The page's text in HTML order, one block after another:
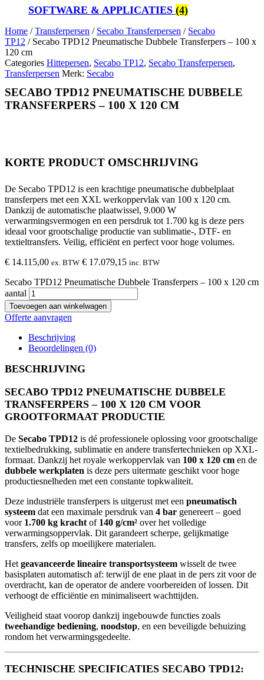
SOFTWARE & APPLICATIES (4)
Home /Transferpersen / Secabo Transferpersen / Secabo
TP12 / Secabo TPD12 Pneumatische Dubbele Transferpers – 100 x
120 cm
Categories Hittepersen, Secabo TP12, Secabo Transferpersen,
Transferpersen Merk: Secabo
SECABO TPD12 PNEUMATISCHE DUBBELE
TRANSFERPERS – 100 X 120 CM
KORTE PRODUCT OMSCHRIJVING
De Secabo TPD12 is een krachtige pneumatische dubbelplaat
transferpers met een XXL werkoppervlak van 100 x 120 cm.
Dankzij de automatische plaatwissel, 9.000 W
verwarmingsvermogen en een persdruk tot 1.700 kg is deze pers
ideaal voor grootschalige productie van sublimatie-, DTF- en
textieltransfers. Veilig, efficiënt en perfect voor hoge volumes.
€ 14.115,00 ex. BTW € 17.079,15 inc. BTW
Secabo TPD12 Pneumatische Dubbele Transferpers – 100 x 120 cm
aantal
Toevoegen aan winkelwagen
Offerte aanvragen
Beschrijving
Beoordelingen (0)
BESCHRIJVING
SECABO TPD12 PNEUMATISCHE DUBBELE
TRANSFERPERS – 100 X 120 CM VOOR
GROOTFORMAAT PRODUCTIE
De Secabo TPD12 is dé professionele oplossing voor grootschalige
textielbedrukking, sublimatie en andere transfertechnieken op XXL-
formaat. Dankzij het royale werkoppervlak van 100 x 120 cm en de
dubbele werkplaten is deze pers uitermate geschikt voor hoge
productiesnelheden met een constante topkwaliteit.
Deze industriële transferpers is uitgerust met een pneumatisch
systeem dat een maximale persdruk van 4 bar genereert – goed
voor 1.700 kg kracht of 140 g/cm² over het volledige
verwarmingsoppervlak. Dit garandeert scherpe, gelijkmatige
transfers, zelfs op moeilijkere materialen.
Het geavanceerde lineaire transportsysteem wisselt de twee
basisplaten automatisch af: terwijl de ene plaat in de pers zit voor de
overdracht, kan de operator de andere voorbereiden of lossen. Dit
verhoogt de efficiëntie en minimaliseert wachttijden.
Veiligheid staat voorop dankzij ingebouwde functies zoals
tweehandige bediening, noodstop, en een beveiligde behuizing
rondom het verwarmingsgedeelte.
TECHNISCHE SPECIFICATIES SECABO TPD12: